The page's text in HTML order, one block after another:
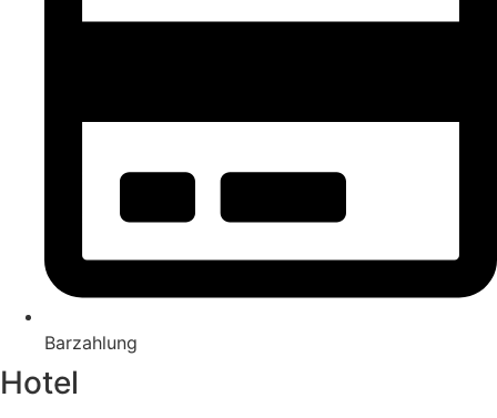
Barzahlung
Hotel